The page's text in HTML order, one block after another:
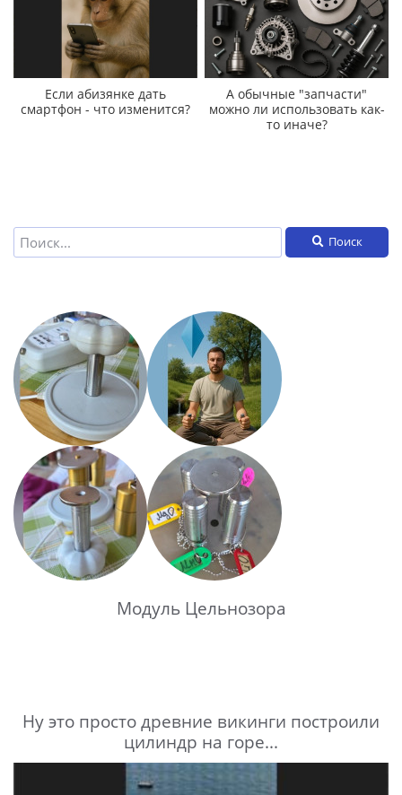
Если абизянке дать
смартфон - что изменится?
А обычные "запчасти"
можно ли использовать как-
то иначе?
Поиск
Модуль Цельнозора
Ну это просто древние викинги построили
цилиндр на горе...